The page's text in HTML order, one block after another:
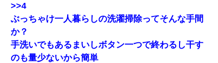
転職先が決まったので退職の意思を伝えたら。上司「無責任」
「簡単には辞めさせない」私（どうせ辞めるし…）→ 思いっきり
反論をしてみた
妻が亡くなったんだけど正直ガチで嬉しい
>>4
ぶっちゃけ一人暮らしの洗濯掃除ってそんな手間
か？
手洗いでもあるまいしボタン一つで終わるし干す
のも量少ないから簡単